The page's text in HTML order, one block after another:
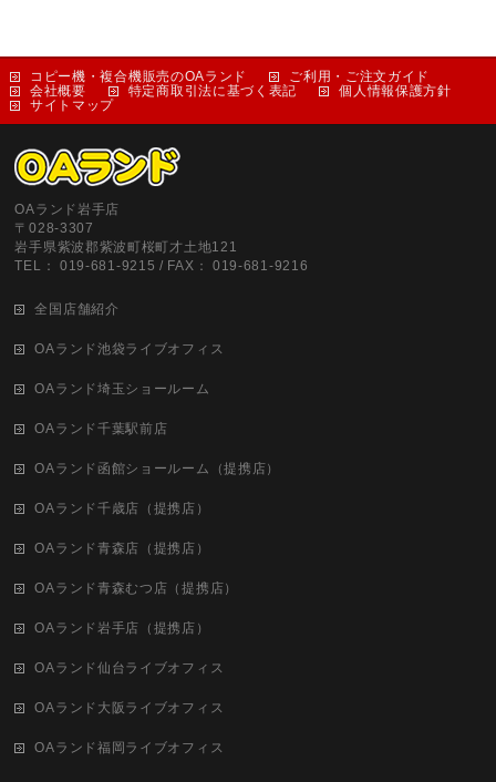
コピー機・複合機販売のOAランド
ご利用・ご注文ガイド
会社概要
特定商取引法に基づく表記
個人情報保護方針
サイトマップ
OAランド岩手店
〒028-3307
岩手県紫波郡紫波町桜町才土地121
TEL： 019-681-9215 / FAX： 019-681-9216
全国店舗紹介
OAランド池袋ライブオフィス
OAランド埼玉ショールーム
OAランド千葉駅前店
OAランド函館ショールーム（提携店）
OAランド千歳店（提携店）
OAランド青森店（提携店）
OAランド青森むつ店（提携店）
OAランド岩手店（提携店）
OAランド仙台ライブオフィス
OAランド大阪ライブオフィス
OAランド福岡ライブオフィス